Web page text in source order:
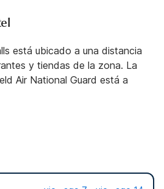
está ubicado a una distancia
y tiendas de la zona. La
Air National Guard está a